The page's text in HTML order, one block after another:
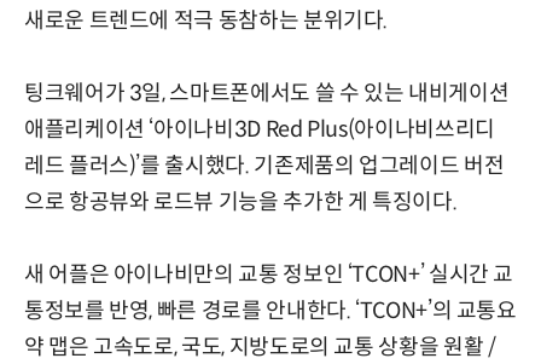
새로운 트렌드에 적극 동참하는 분위기다.
팅크웨어가 3일, 스마트폰에서도 쓸 수 있는 내비게이션
애플리케이션 ‘아이나비3D Red Plus(아이나비쓰리디
레드 플러스)’를 출시했다. 기존제품의 업그레이드 버전
으로 항공뷰와 로드뷰 기능을 추가한 게 특징이다.
새 어플은 아이나비만의 교통 정보인 ‘TCON+’ 실시간 교
통정보를 반영, 빠른 경로를 안내한다. ‘TCON+’의 교통요
약 맵은 고속도로, 국도, 지방도로의 교통 상황을 원활 /